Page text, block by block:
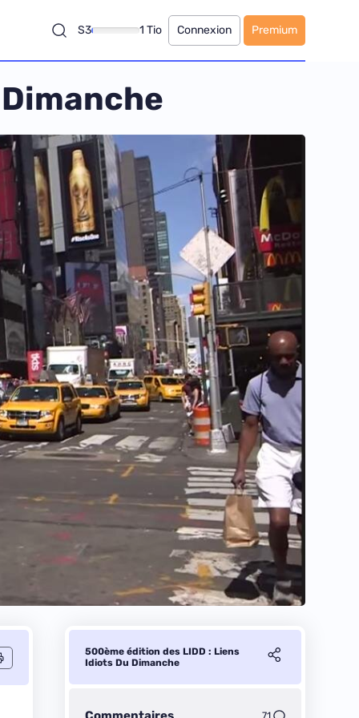
S3 1 Tio Connexion Premium
500ème édition des LIDD : Liens
Idiots Du Dimanche
71